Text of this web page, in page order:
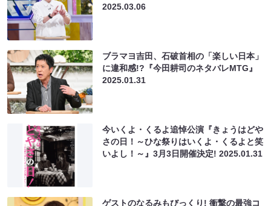
2025.03.06
ブラマヨ吉田、石破首相の「楽しい日本」
に違和感!?『今田耕司のネタバレMTG』
2025.01.31
今いくよ・くるよ追悼公演『きょうはどや
さの日！～ひな祭りはいくよ・くるよと笑
いよし！～』3月3日開催決定!2025.01.31
ゲストのなるみもびっくり! 衝撃の最強コ